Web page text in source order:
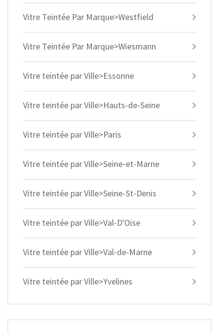
Vitre Teintée Par Marque>Westfield
Vitre Teintée Par Marque>Wiesmann
Vitre teintée par Ville>Essonne
Vitre teintée par Ville>Hauts-de-Seine
Vitre teintée par Ville>Paris
Vitre teintée par Ville>Seine-et-Marne
Vitre teintée par Ville>Seine-St-Denis
Vitre teintée par Ville>Val-D'Oise
Vitre teintée par Ville>Val-de-Marne
Vitre teintée par Ville>Yvelines